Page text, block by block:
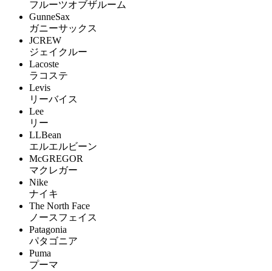
フルーツオブザルーム
GunneSax
ガニーサックス
JCREW
ジェイクルー
Lacoste
ラコステ
Levis
リーバイス
Lee
リー
LLBean
エルエルビーン
McGREGOR
マクレガー
Nike
ナイキ
The North Face
ノースフェイス
Patagonia
パタゴニア
Puma
プーマ